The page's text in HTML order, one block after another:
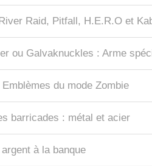
Raid, Pitfall, H.E.R.O et
ou Galvaknuckles : Arme
du mode Zombie
barricades : métal et acier
à la banque